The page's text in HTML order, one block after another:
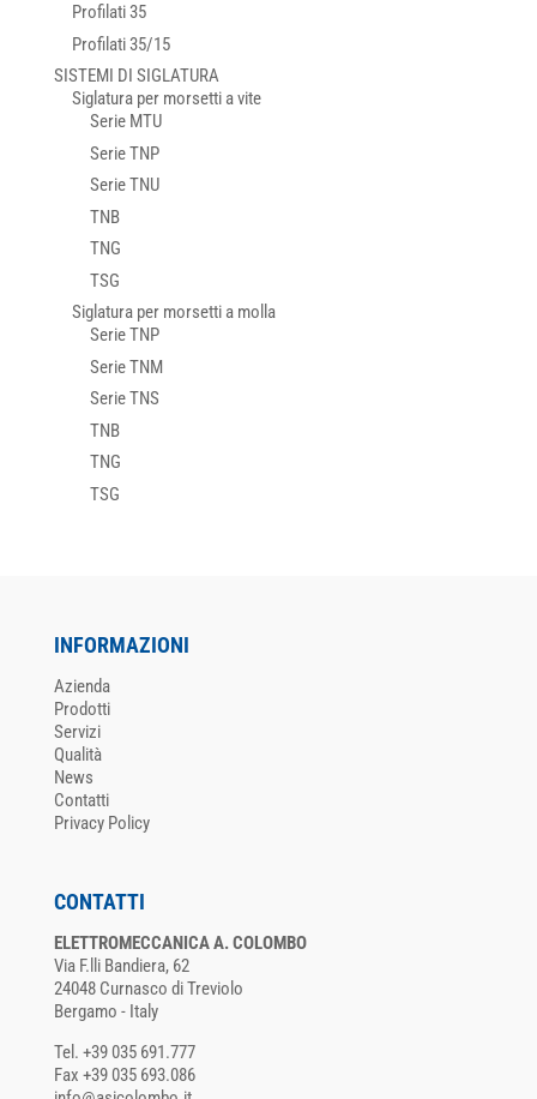
Profilati 35
Profilati 35/15
SISTEMI DI SIGLATURA
Siglatura per morsetti a vite
Serie MTU
Serie TNP
Serie TNU
TNB
TNG
TSG
Siglatura per morsetti a molla
Serie TNP
Serie TNM
Serie TNS
TNB
TNG
TSG
INFORMAZIONI
Azienda
Prodotti
Servizi
Qualità
News
Contatti
Privacy Policy
CONTATTI
ELETTROMECCANICA A. COLOMBO
Via F.lli Bandiera, 62
24048 Curnasco di Treviolo
Bergamo - Italy
Tel. +39 035 691.777
Fax +39 035 693.086